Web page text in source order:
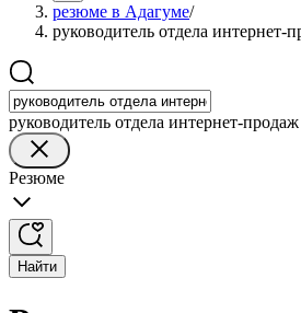
резюме в Адагуме/
руководитель отдела интернет-
руководитель отдела интернет-продаж
Резюме
Найти